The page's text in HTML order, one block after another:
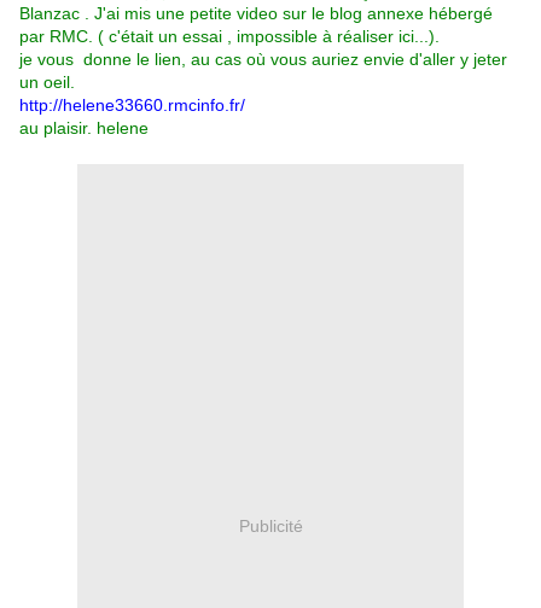
Blanzac . J'ai mis une petite video sur le blog annexe hébergé
par RMC. ( c'était un essai , impossible à réaliser ici...).
je vous donne le lien, au cas où vous auriez envie d'aller y jeter
un oeil.
http://helene33660.rmcinfo.fr/
au plaisir. helene
Publicité